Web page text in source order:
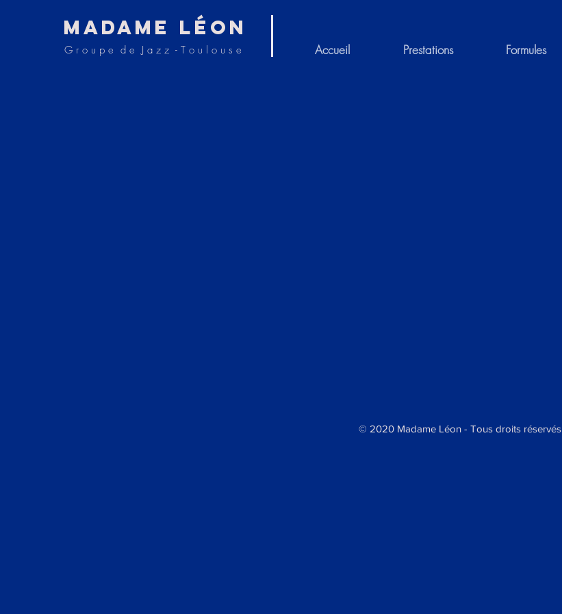
Madame Léon
Accueil Prestations Formules
G r o u p e d e J a z z - T o u l o u s e
© 2020 Madame Léon - Tous droits réservés